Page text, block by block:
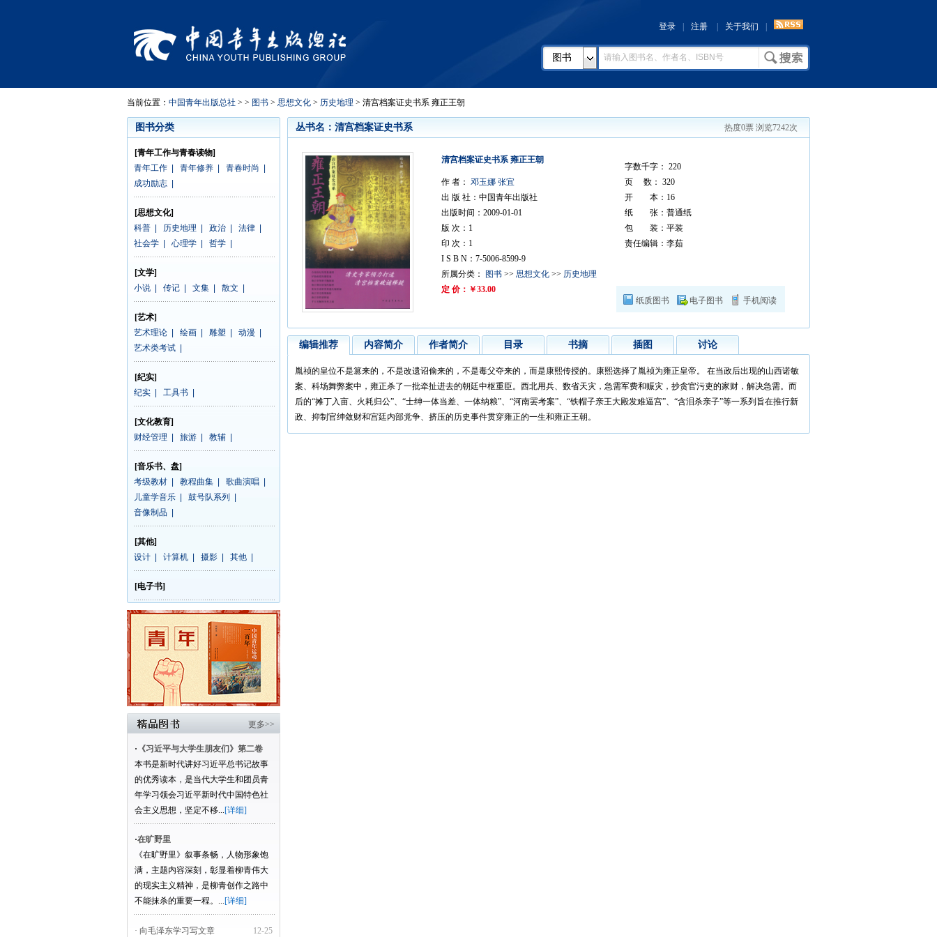
登录 注册 关于我们
图书
当前位置： 中国青年出版总社 > > 图书 > 思想文化 > 历史地理 > 清宫档案证史书系 雍正王朝
图书分类
[青年工作与青春读物]
青年工作
青年修养 青春时尚
成功励志
[思想文化]
科普
历史地理 政治 法律
社会学
心理学 哲学
[文学]
小说
传记 文集 散文
[艺术]
艺术理论
绘画 雕塑 动漫
艺术类考试
[纪实]
纪实
工具书
[文化教育]
财经管理
旅游 教辅
[音乐书、盘]
考级教材
教程曲集 歌曲演唱
儿童学音乐
鼓号队系列
音像制品
[其他]
设计
计算机 摄影 其他
[电子书]
更多>>
· 《习近平与大学生朋友们》第二卷
本书是新时代讲好习近平总书记故事
的优秀读本，是当代大学生和团员青
年学习领会习近平新时代中国特色社
会主义思想，坚定不移...[详细]
·在旷野里
《在旷野里》叙事条畅，人物形象饱
满，主题内容深刻，彰显着柳青伟大
的现实主义精神，是柳青创作之路中
不能抹杀的重要一程。...[详细]
12-25
· 向毛泽东学习写文章
热度0票 浏览7242次
丛书名：清宫档案证史书系
纸质图书 电子图书 手机阅读
清宫档案证史书系 雍正王朝
作 者： 邓玉娜 张宜
出 版 社：中国青年出版社
出版时间：2009-01-01
版 次：1
印 次：1
I S B N：7-5006-8599-9
所属分类：
图书 >> 思想文化 >> 历史地理
定 价：￥33.00
字数千字： 220
页 数： 320
开 本：16
纸 张：普通纸
包 装：平装
责任编辑：李茹
编辑推荐 内容简介 作者简介 目录 书摘 插图 讨论
胤祯的皇位不是篡来的，不是改遗诏偷来的，不是毒父夺来的，而是康熙传授的。康熙选择了胤祯为雍正皇帝。 在当政后出现的山西诺敏
案、科场舞弊案中，雍正杀了一批牵扯进去的朝廷中枢重臣。西北用兵、数省天灾，急需军费和赈灾，抄贪官污吏的家财，解决急需。而
后的“摊丁入亩、火耗归公”、“士绅一体当差、一体纳粮”、“河南罢考案”、“铁帽子亲王大殿发难逼宫”、“含泪杀亲子”等一系列旨在推行新
政、抑制官绅敛财和宫廷内部党争、挤压的历史事件贯穿雍正的一生和雍正王朝。